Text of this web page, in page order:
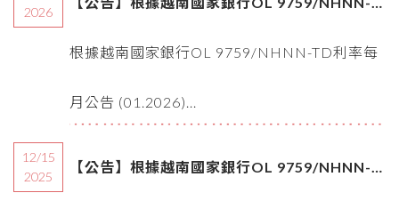
2026
TD利率每月公告 (01.2026)
根據越南國家銀行OL 9759/NHNN-TD利率每
月公告 (01.2026)...
12/15
2025
【公告】根據越南國家銀行OL 9759/NHNN-